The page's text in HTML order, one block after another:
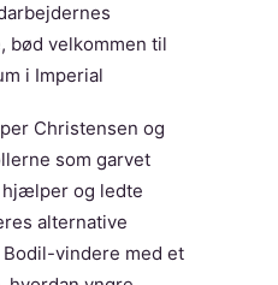
bød velkommen til
i Imperial
Christensen og
som garvet
hjælper og ledte
alternative
vindere med et